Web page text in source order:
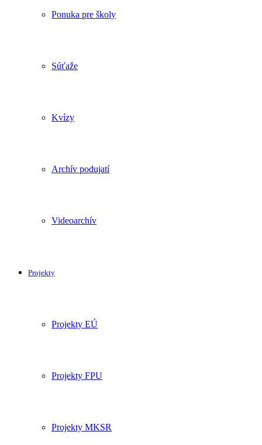
Ponuka pre školy
Súťaže
Kvízy
Archív podujatí
Videoarchív
Projekty
Projekty EÚ
Projekty FPU
Projekty MKSR